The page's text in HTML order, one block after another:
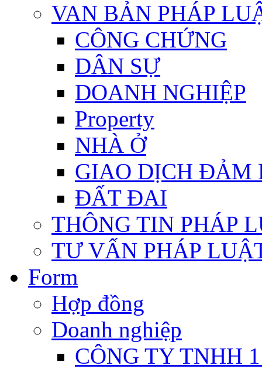
VAN BẢN PHÁP
CÔNG CHỨNG
DÂN SỰ
DOANH NGHIỆP
Property
NHÀ Ở
GIAO DỊCH ĐẢM
ĐẤT ĐAI
THÔNG TIN PHÁP
TƯ VẤN PHÁP
Form
Hợp đồng
Doanh nghiệp
CÔNG TY TNHH